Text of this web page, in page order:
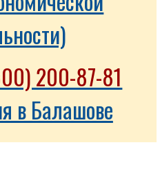
200-87-81
в Балашове